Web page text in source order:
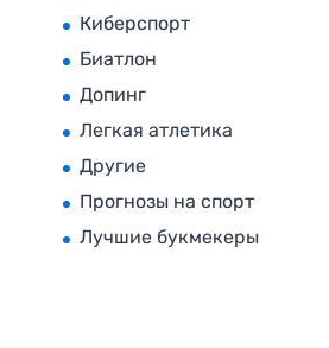
Киберспорт
Биатлон
Допинг
Легкая атлетика
Другие
Прогнозы на спорт
Лучшие букмекеры